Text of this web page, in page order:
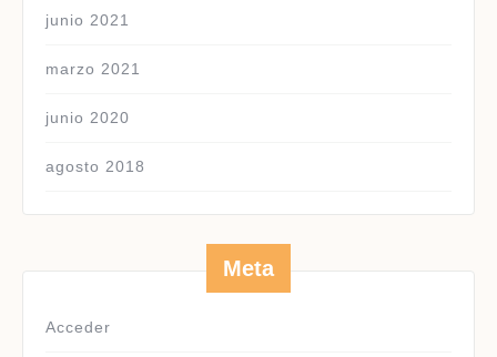
junio 2021
marzo 2021
junio 2020
agosto 2018
Meta
Acceder